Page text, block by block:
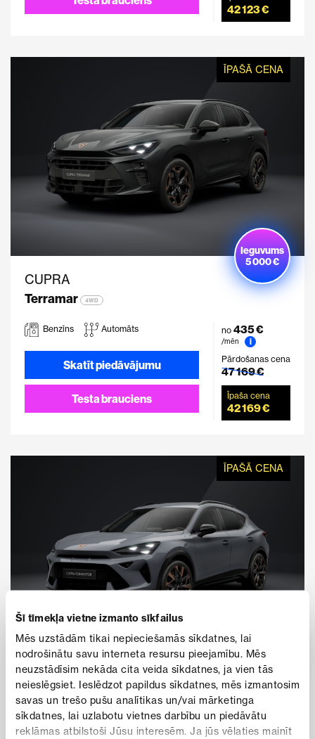
Šī tīmekļa vietne izmanto sīkfailus
Mēs uzstādām tikai nepieciešamās sīkdatnes, lai
nodrošinātu savu interneta resursu pieejamību. Mēs
neuzstādīsim nekāda cita veida sīkdatnes, ja vien tās
neieslēgsiet. Ieslēdzot papildus sīkdatnes, mēs izmantosim
savas un trešo pušu analītikas un/vai mārketinga
sīkdatnes, lai uzlabotu vietnes darbību un piedāvātu
reklāmas atbilstoši Jūsu interesēm. Ja jūs vēlaties mainīt
42 123 €
ĪPAŠĀ CENA
CUPRA
Terramar
4WD
Ieguvums
5 000 €
Benzīns Automāts
Skatīt piedāvājumu
Testa brauciens
no 435 €
/mēn
i
Pārdošanas cena
47 169 €
Īpaša cena
42 169 €
ĪPAŠĀ CENA
CUPRA
Formentor VZ
4WD
Ieguvums
6 800 €
Benzīns Automāts no448 €